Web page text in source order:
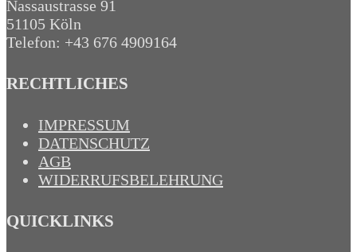
Nassaustrasse 91
51105 Köln
Telefon: +43 676 4909164‬
RECHTLICHES
IMPRESSUM
DATENSCHUTZ
AGB
WIDERRUFSBELEHRUNG
QUICKLINKS